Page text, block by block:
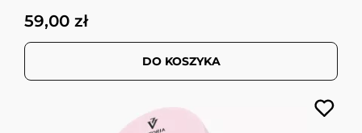
59,00 zł
DO KOSZYKA